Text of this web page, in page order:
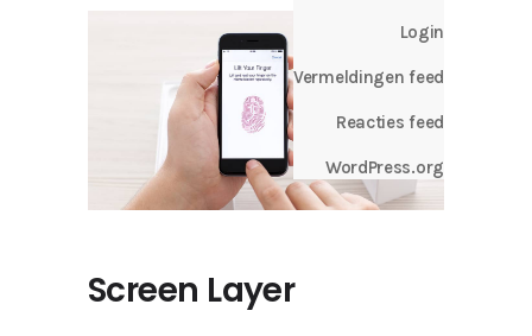
Login
Vermeldingen feed
Reacties feed
WordPress.org
Screen Layer